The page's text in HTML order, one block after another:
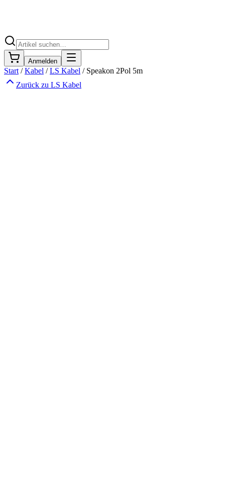
Anmelden
Start /Kabel /LS Kabel / Speakon 2Pol 5m
Zurück zu LS Kabel